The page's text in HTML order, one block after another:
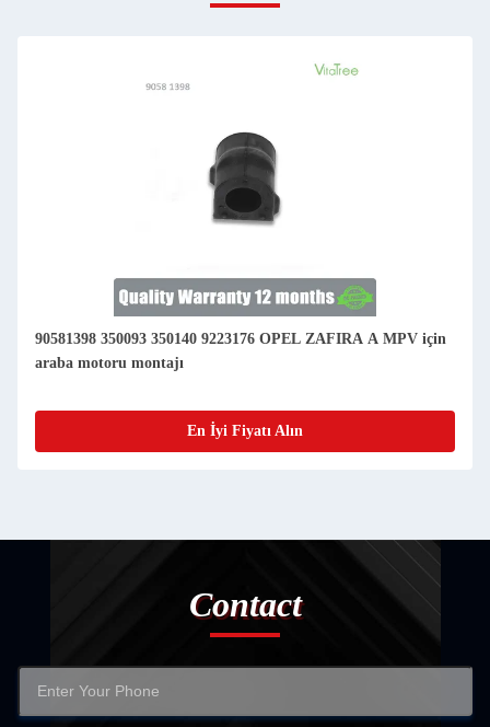
90581398 350093 350140 9223176 OPEL ZAFIRA A MPV için
araba motoru montajı
En İyi Fiyatı Alın
Contact